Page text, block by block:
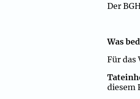
Der
Was
Für
diesem